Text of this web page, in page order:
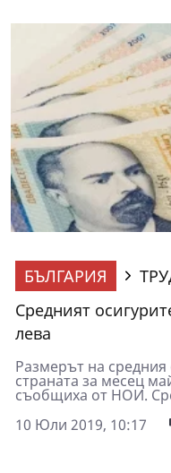
БЪЛГАРИЯ
Средният
лева
Размерът на средния
страната за месец
съобщиха от НОИ.
10 Юли 2019, 10:17